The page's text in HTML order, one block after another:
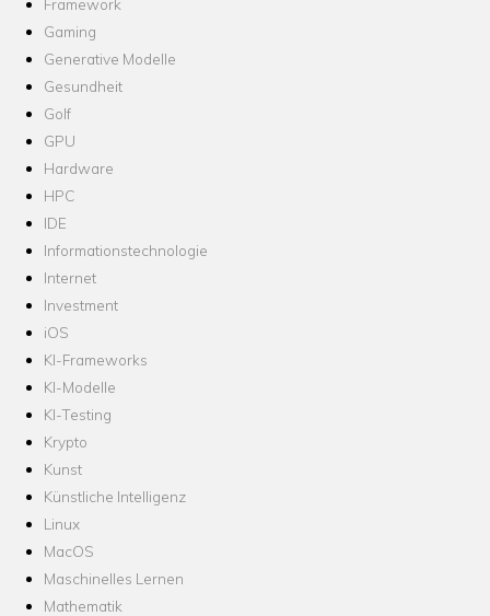
Gaming
Generative Modelle
Gesundheit
Golf
GPU
Hardware
HPC
IDE
Informationstechnologie
Internet
Investment
iOS
KI-Frameworks
KI-Modelle
KI-Testing
Krypto
Kunst
Künstliche Intelligenz
Linux
MacOS
Maschinelles Lernen
Mathematik